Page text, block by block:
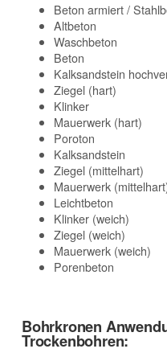
Beton armiert /
Altbeton
Waschbeton
Beton
Kalksandstein
Ziegel (hart)
Klinker
Mauerwerk (hart)
Poroton
Kalksandstein
Ziegel (mittelhart)
Mauerwerk
Leichtbeton
Klinker (weich)
Ziegel (weich)
Mauerwerk (weich)
Porenbeton
Bohrkronen
Trockenbohren: